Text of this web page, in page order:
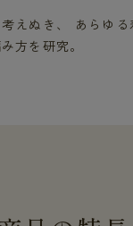
えぬき、 あらゆる
方を研究。